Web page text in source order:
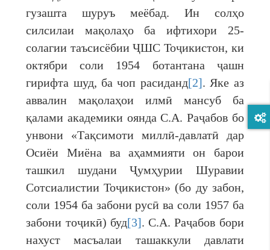
гузашта шуруъ меёбад. Ин солҳо
силсилаи мақолаҳо ба ифтихори 25-
солагии таъсисёбии ҶШС Тоҷикистон, ки
октябри соли 1954 ботантана ҷашн
гирифта шуд, ба чоп расиданд[2]. Яке аз
аввалин мақолаҳои илмӣ мансуб ба
қалами академики оянда С.А. Раҷабов бо
унвони «Тақсимоти миллӣ-давлатӣ дар
Осиёи Миёна ва аҳаммияти он барои
ташкил шудани Ҷумҳурии Шуравии
Сотсиалистии Тоҷикистон» (бо ду забон,
соли 1954 ба забони русӣ ва соли 1957 ба
забони тоҷикӣ) буд[3]. С.А. Раҷабов бори
нахуст масъалаи ташаккули давлати